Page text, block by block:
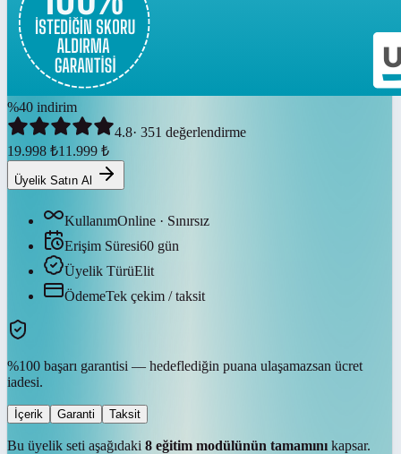
%40 indirim
4.8· 351 değerlendirme
19.998 ₺11.999 ₺
Üyelik Satın Al
KullanımOnline · Sınırsız
Erişim Süresi60 gün
Üyelik TürüElit
ÖdemeTek çekim / taksit
%100 başarı garantisi — hedeflediğin puana ulaşamazsan ücret
iadesi.
İçerik Garanti Taksit
Bu üyelik seti aşağıdaki 8 eğitim modülünün tamamını kapsar.